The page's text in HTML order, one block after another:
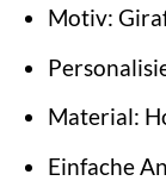
Motiv:
Material:
Einfache